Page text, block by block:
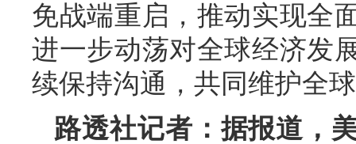
免战端重启，推动实现全
进一步动荡对全球经济发
续保持沟通，共同维护全
路透社记者：据报道，